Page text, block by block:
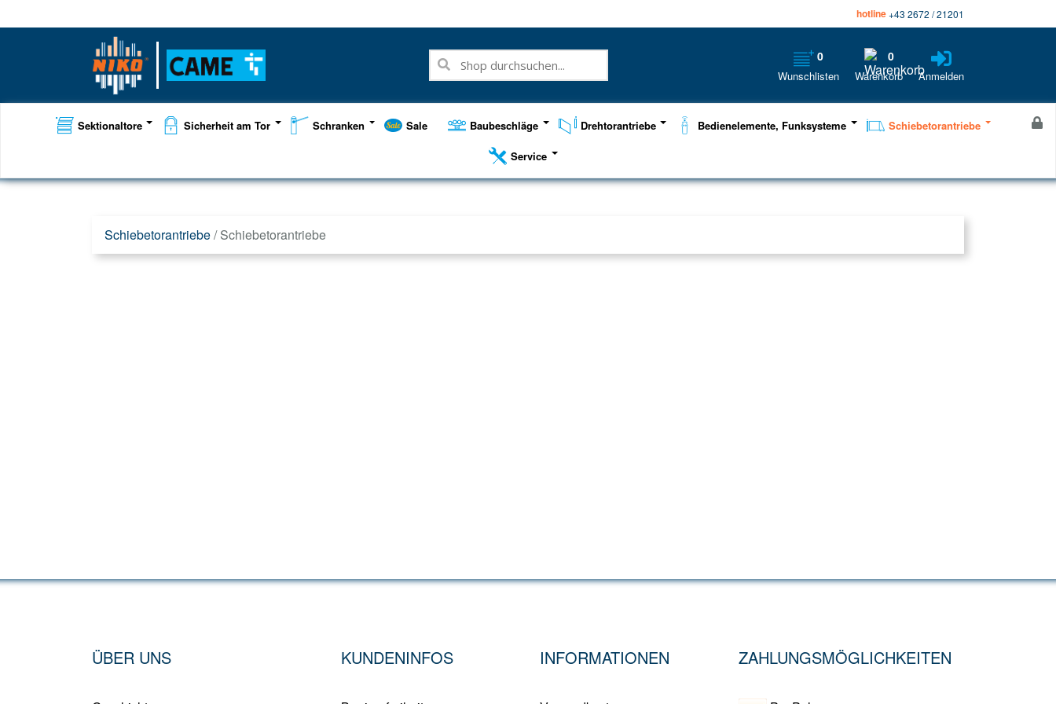
hotline+43 2672 / 21201
0
Wunschlisten
0
Warenkorb Anmelden
Sektionaltore Sicherheit am Tor Schranken Sale Baubeschläge Drehtorantriebe Bedienelemente, Funksysteme Schiebetorantriebe
Service
Schiebetorantriebe/Schiebetorantriebe
ÜBER UNS KUNDENINFOS INFORMATIONEN ZAHLUNGSMÖGLICHKEITEN